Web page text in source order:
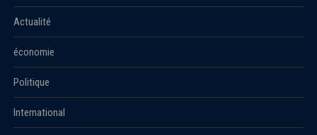
Actualité
économie
Politique
International